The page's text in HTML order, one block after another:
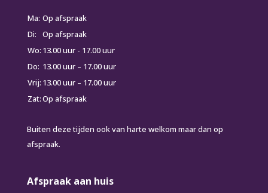
Ma: Op afspraak
Di:
Op afspraak
Wo: 13.00 uur - 17.00 uur
Do: 13.00 uur – 17.00 uur
Vrij: 13.00 uur – 17.00 uur
Zat:Op afspraak
Buiten deze tijden ook van harte welkom maar dan op
afspraak.
Afspraak aan huis